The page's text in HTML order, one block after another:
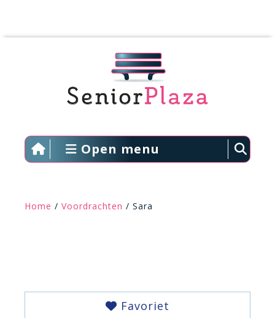
Open menu
Home / Voordrachten / Sara
Favoriet